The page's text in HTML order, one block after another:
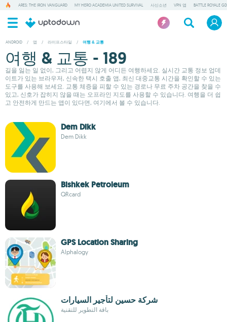
ARES: THE IRON VANGUARD MY HERO ACADEMIA UNITED SURVIVAL 사신소년 VPN 앱 BATTLE ROYALE GD
ANDROID / 앱 / 라이프스타일 / 여행 & 교통
여행 & 교통 - 189
길을 잃는 일 없이, 그리고 어렵지 않게 어디든 여행하세요. 실시간 교통 정보 업데
이트가 있는 브라우저, 신속한 택시 호출 앱, 최신 대중교통 시간을 확인할 수 있는
도구를 사용해 보세요. 교통 체증을 피할 수 있는 경로나 무료 주차 공간을 찾을 수
있고, 신호가 잡히지 않을 때는 오프라인 지도를 사용할 수 있습니다. 여행을 더 쉽
고 안전하게 만드는 앱이 있다면, 여기에서 볼 수 있습니다.
Dem Dikk
Dem Dikk
Bishkek Petroleum
QRcard
GPS Location Sharing
Alphalogy
شركة حسين لتأجير السيارات
باقة التطوير للتقنية